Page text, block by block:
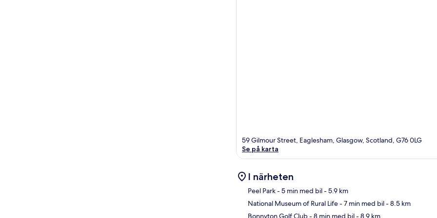
59 Gilmour Street, Eaglesham, Glasgow, Scotland, G76 0LG
Se på karta
I närheten
Peel Park- 5 min med bil- 5.9 km
National Museum of Rural Life- 7 min med bil- 8.5 km
Bonnyton Golf Club- 8 min med bil- 8.9 km